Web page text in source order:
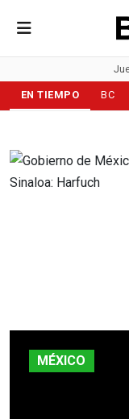
EN TIEMPO BC
MÉXICO